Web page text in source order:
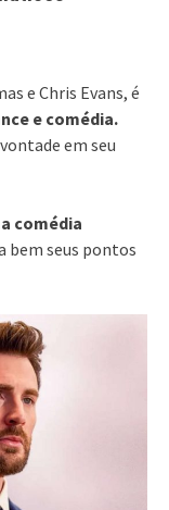
e Chris Evans, é
e comédia.
em seu
comédia
bem seus pontos